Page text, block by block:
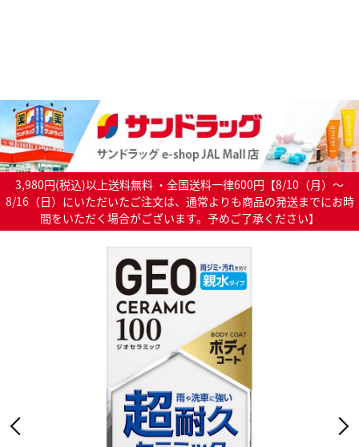
3,980円(税込)以上送料無料 ・全国送料一律600円【8/10（月）～
8/16（日）にいただいたご注文は、通常よりも商品の発送までにお時
間をいただく場合がございます。予めご了承ください】